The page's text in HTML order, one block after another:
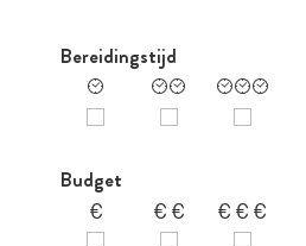
Bereidingstijd
Budget